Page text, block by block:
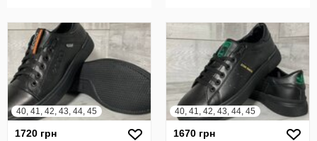
40, 41, 42, 43, 44, 45
1720 грн
40, 41, 42, 43, 44, 45
1670 грн